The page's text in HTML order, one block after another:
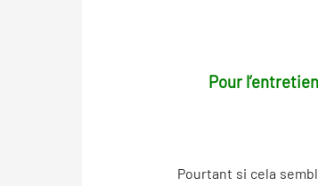
Pour
Pourtant si cela